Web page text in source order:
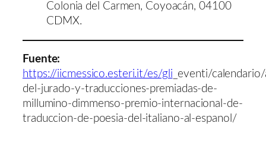
Colonia del Carmen, Coyoacán, 04100
CDMX.
Fuente:
https://iicmessico.esteri.it/es/gli _eventi/
del-jurado-y-traducciones-premiadas-de-
millumino-dimmenso-premio-internacional-de-
traduccion-de-poesia-del-italiano-al-espanol/